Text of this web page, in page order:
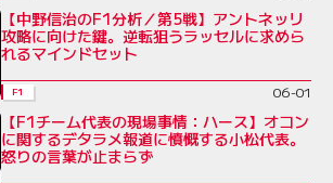
【中野信治のF1分析／第5戦】アントネッリ
攻略に向けた鍵。逆転狙うラッセルに求めら
れるマインドセット
F1 06-01
【F1チーム代表の現場事情：ハース】オコン
に関するデタラメ報道に憤慨する小松代表。
怒りの言葉が止まらず